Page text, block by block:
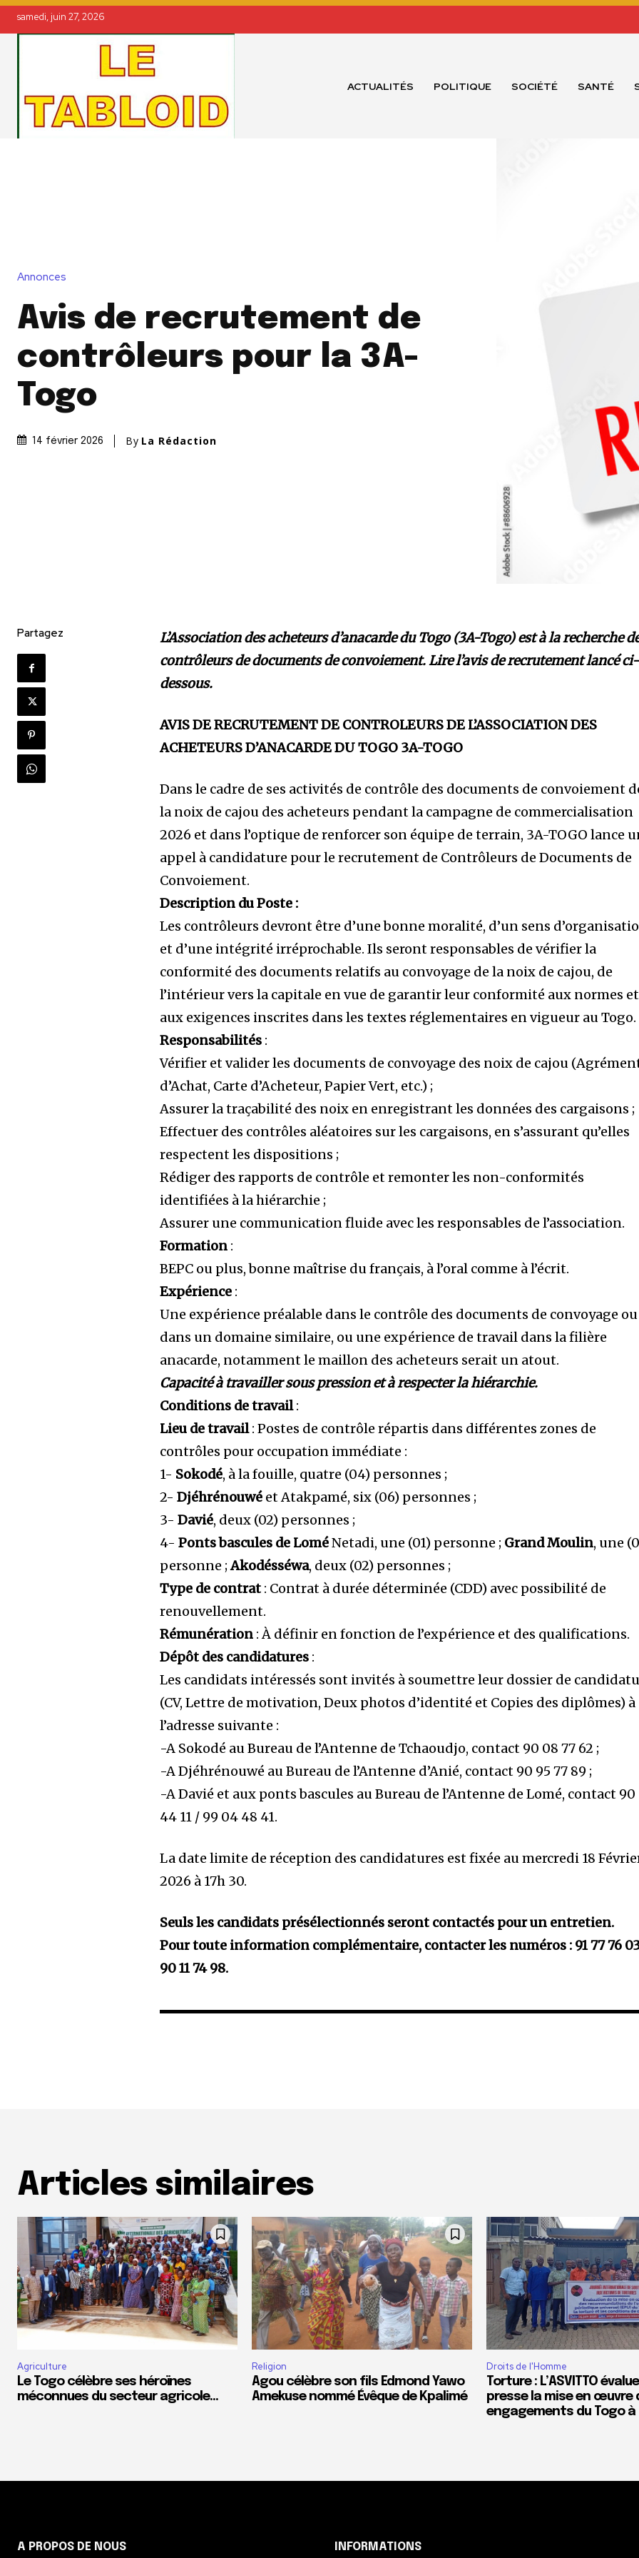
samedi, juin 27, 2026
ACTUALITÉS POLITIQUE SOCIÉTÉ SANTÉ
Annonces
Avis de recrutement de
contrôleurs pour la 3A-
Togo
14 février 2026 By La Rédaction
Partagez
L’Association des acheteurs d’anacarde du Togo (3A-Togo) est à la recherche
contrôleurs de documents de convoiement. Lire l’avis de recrutement lancé ci-
dessous.
AVIS DE RECRUTEMENT DE CONTROLEURS DE L’ASSOCIATION DES
ACHETEURS D’ANACARDE DU TOGO 3A-TOGO
Dans le cadre de ses activités de contrôle des documents de convoiement
la noix de cajou des acheteurs pendant la campagne de commercialisation
2026 et dans l’optique de renforcer son équipe de terrain, 3A-TOGO lance
appel à candidature pour le recrutement de Contrôleurs de Documents de
Convoiement.
Description du Poste :
Les contrôleurs devront être d’une bonne moralité, d’un sens
et d’une intégrité irréprochable. Ils seront responsables de vérifier la
conformité des documents relatifs au convoyage de la noix de cajou, de
l’intérieur vers la capitale en vue de garantir leur conformité aux normes et
aux exigences inscrites dans les textes réglementaires en vigueur au Togo.
Responsabilités :
Vérifier et valider les documents de convoyage des noix de cajou
d’Achat, Carte d’Acheteur, Papier Vert, etc.) ;
Assurer la traçabilité des noix en enregistrant les données des cargaisons ;
Effectuer des contrôles aléatoires sur les cargaisons, en s’assurant qu’elles
respectent les dispositions ;
Rédiger des rapports de contrôle et remonter les non-conformités
identifiées à la hiérarchie ;
Assurer une communication fluide avec les responsables de l’association.
Formation :
BEPC ou plus, bonne maîtrise du français, à l’oral comme à l’écrit.
Expérience :
Une expérience préalable dans le contrôle des documents de convoyage ou
dans un domaine similaire, ou une expérience de travail dans la filière
anacarde, notamment le maillon des acheteurs serait un atout.
Capacité à travailler sous pression et à respecter la hiérarchie.
Conditions de travail:
Lieu de travail: Postes de contrôle répartis dans différentes zones de
contrôles pour occupation immédiate :
1- Sokodé, à la fouille, quatre (04) personnes ;
2-Djéhrénouwé et Atakpamé, six (06) personnes ;
3-Davié, deux (02) personnes ;
4-Ponts bascules de LoméNetadi, une (01) personne ; Grand Moulin, une
personne ;Akodésséwa, deux (02) personnes ;
Type de contrat : Contrat à durée déterminée (CDD) avec possibilité de
renouvellement.
Rémunération : À définir en fonction de l’expérience et des qualifications.
Dépôt des candidatures :
Les candidats intéressés sont invités à soumettre leur dossier de
(CV, Lettre de motivation, Deux photos d’identité et Copies des diplômes) à
l’adresse suivante :
-A Sokodé au Bureau de l’Antenne de Tchaoudjo, contact 90 08 77 62 ;
-A Djéhrénouwé au Bureau de l’Antenne d’Anié, contact 90 95 77 89 ;
-A Davié et aux ponts bascules au Bureau de l’Antenne de Lomé, contact 90
44 11 / 99 04 48 41.
La date limite de réception des candidatures est fixée au mercredi 18
2026 à 17h 30.
Seuls les candidats présélectionnés seront contactés pour un entretien.
Pour toute information complémentaire, contacter les numéros : 91 77 76
90 11 74 98.
Articles similaires
Agriculture
Le Togo célèbre ses héroïnes
méconnues du secteur agricole…
Religion
Agou célèbre son fils Edmond Yawo
Amekuse nommé Évêque de Kpalimé
Droits de l'Homme
Torture : L’ASVITTO
presse la mise en œuvre
engagements du Togo à
A PROPOS DE NOUS INFORMATIONS